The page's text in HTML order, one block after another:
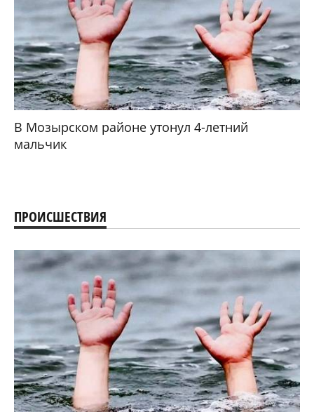
В Мозырском районе утонул 4-летний
мальчик
ПРОИСШЕСТВИЯ